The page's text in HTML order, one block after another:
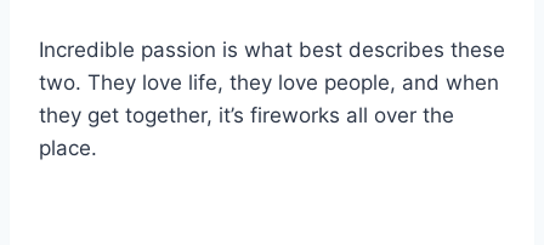
Incredible passion is what best describes these
two. They love life, they love people, and when
they get together, it’s fireworks all over the
place.